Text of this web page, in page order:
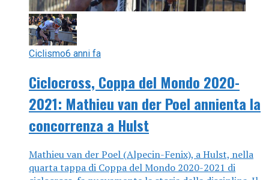
Ciclismo6 anni fa
Ciclocross, Coppa del Mondo 2020-
2021: Mathieu van der Poel annienta la
concorrenza a Hulst
Mathieu van der Poel (Alpecin-Fenix), a Hulst, nella
quarta tappa di Coppa del Mondo 2020-2021 di